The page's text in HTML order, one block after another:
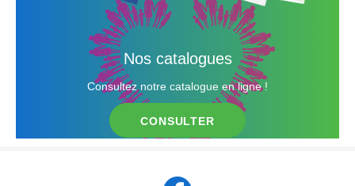
Nos catalogues
Consultez notre catalogue en ligne !
CONSULTER